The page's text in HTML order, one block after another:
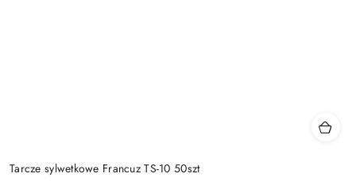
Tarcze sylwetkowe Francuz TS-10 50szt